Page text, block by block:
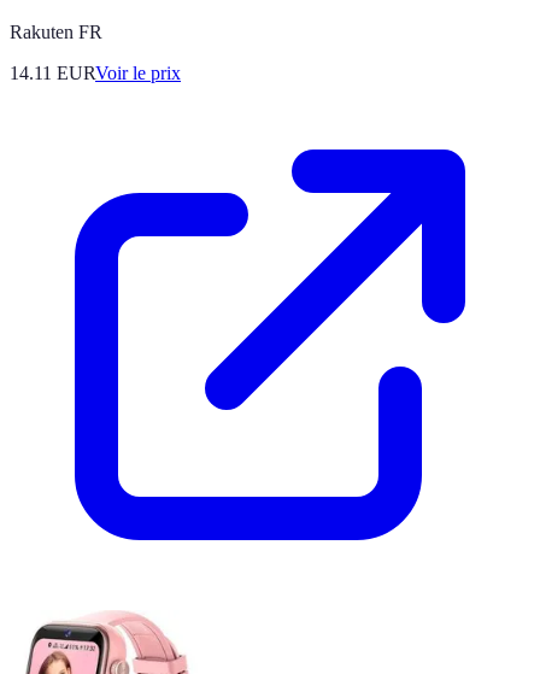
Rakuten FR
14.11 EURVoir le prix